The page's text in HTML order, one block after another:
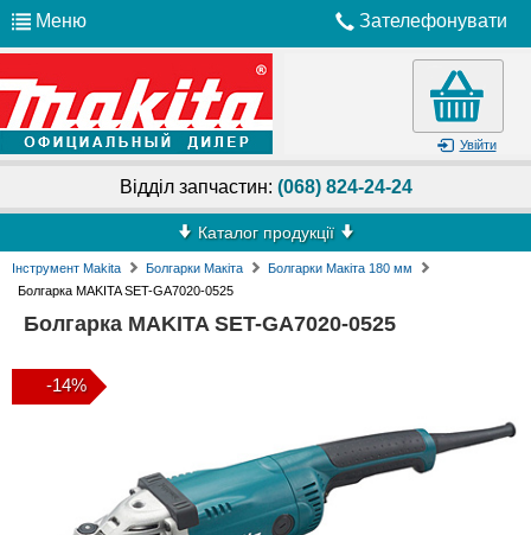
Меню Зателефонувати
Увійти
Відділ запчастин: (068) 824-24-24
Каталог продукції
Інструмент Makita Болгарки Макіта
Болгарки Макіта 180 мм
Болгарка MAKITA SET-GA7020-0525
Болгарка MAKITA SET-GA7020-0525
-14%